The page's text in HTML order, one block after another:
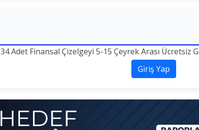
34 Adet Finansal Çizelgeyi 5-15 Çeyrek Arası Ücretsiz
Giriş Yap